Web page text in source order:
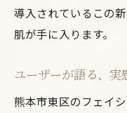
導入されているこの
肌が手に入ります。
ユーザーが語る、実
熊本市東区のフェイ